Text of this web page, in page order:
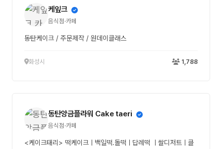
케잎크
음식점·카페
동탄케이크 / 주문제작 / 원데이클래스
화성시 1,788
동탄앙금플라워 Cake taeri
음식점·카페
<케이크태리> 떡케이크ㅣ백일떡.돌떡ㅣ답례떡 ㅣ쌀디저트ㅣ클